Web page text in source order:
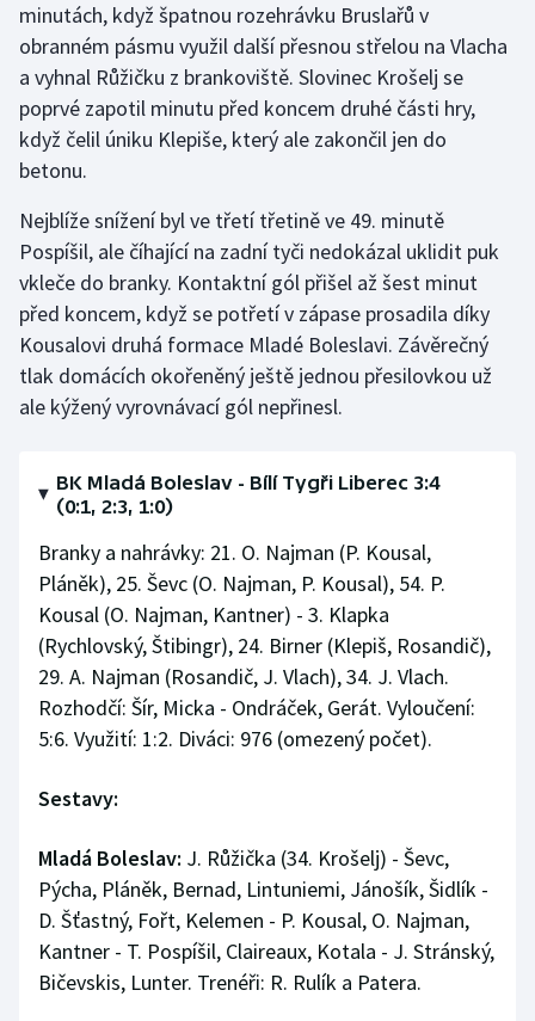
Stolní tenis
Triatlon
Veslování
Volejbal
Ostatní
minutách, když špatnou rozehrávku Bruslařů v
obranném pásmu využil další přesnou střelou na Vlacha
a vyhnal Růžičku z brankoviště. Slovinec Krošelj se
poprvé zapotil minutu před koncem druhé části hry,
když čelil úniku Klepiše, který ale zakončil jen do
betonu.
Nejblíže snížení byl ve třetí třetině ve 49. minutě
Pospíšil, ale číhající na zadní tyči nedokázal uklidit puk
vkleče do branky. Kontaktní gól přišel až šest minut
před koncem, když se potřetí v zápase prosadila díky
Kousalovi druhá formace Mladé Boleslavi. Závěrečný
tlak domácích okořeněný ještě jednou přesilovkou už
ale kýžený vyrovnávací gól nepřinesl.
BK Mladá Boleslav - Bílí Tygři Liberec 3:4
(0:1, 2:3, 1:0)
Branky a nahrávky: 21. O. Najman (P. Kousal,
Pláněk), 25. Ševc (O. Najman, P. Kousal), 54. P.
Kousal (O. Najman, Kantner) - 3. Klapka
(Rychlovský, Štibingr), 24. Birner (Klepiš, Rosandič),
29. A. Najman (Rosandič, J. Vlach), 34. J. Vlach.
Rozhodčí: Šír, Micka - Ondráček, Gerát. Vyloučení:
5:6. Využití: 1:2. Diváci: 976 (omezený počet).
Sestavy:
Mladá Boleslav: J. Růžička (34. Krošelj) - Ševc,
Pýcha, Pláněk, Bernad, Lintuniemi, Jánošík, Šidlík -
D. Šťastný, Fořt, Kelemen - P. Kousal, O. Najman,
Kantner - T. Pospíšil, Claireaux, Kotala - J. Stránský,
Bičevskis, Lunter. Trenéři: R. Rulík a Patera.